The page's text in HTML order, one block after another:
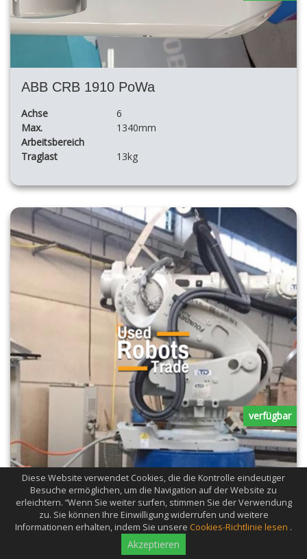
ABB CRB 1910 PoWa
Achse
6
Max.
Arbeitsbereich
1340mm
Traglast 13kg
ABB IRB 7600 325/3.1 M2004 zum Fräsen und Schneiden
3100mm
verfügbar
Diese Website verwendet Cookies, die die Kontrolle eindeutiger
Besuche ermöglichen, um die Navigation auf der Website zu
erleichtern. “Wenn Sie weiter surfen, stimmen Sie der Verwendung
zu. Sie können Ihre Einwilligung widerrufen und weitere
Informationen erhalten, indem Sie unsere Cookies-Richtlinie lesen .
Akzeptieren